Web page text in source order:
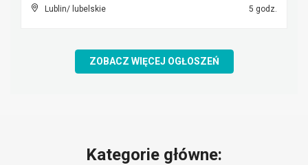
Lublin/ lubelskie 5 godz.
ZOBACZ WIĘCEJ OGŁOSZEŃ
Kategorie główne: